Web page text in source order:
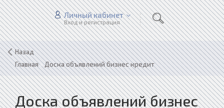
Личный кабинет
Вход и регистрация
Назад
Главная»Доска объявлений бизнес кредит
Доска объявлений бизнес